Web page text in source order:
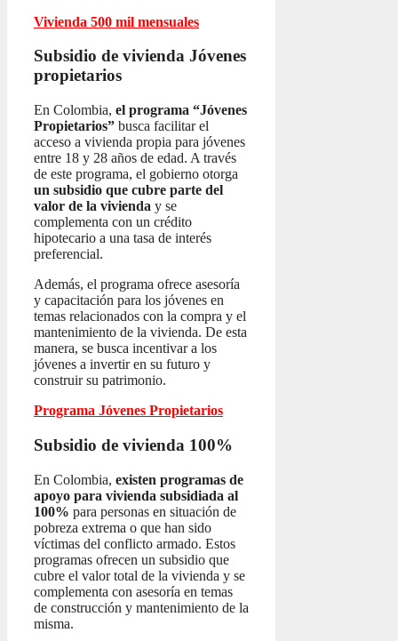
Vivienda 500 mil mensuales
Subsidio de vivienda Jóvenes
propietarios
En Colombia, el programa “Jóvenes
Propietarios” busca facilitar el
acceso a vivienda propia para jóvenes
entre 18 y 28 años de edad. A través
de este programa, el gobierno otorga
un subsidio que cubre parte del
valor de la vivienda y se
complementa con un crédito
hipotecario a una tasa de interés
preferencial.
Además, el programa ofrece asesoría
y capacitación para los jóvenes en
temas relacionados con la compra y el
mantenimiento de la vivienda. De esta
manera, se busca incentivar a los
jóvenes a invertir en su futuro y
construir su patrimonio.
Programa Jóvenes Propietarios
Subsidio de vivienda 100%
En Colombia, existen programas de
apoyo para vivienda subsidiada al
100% para personas en situación de
pobreza extrema o que han sido
víctimas del conflicto armado. Estos
programas ofrecen un subsidio que
cubre el valor total de la vivienda y se
complementa con asesoría en temas
de construcción y mantenimiento de la
misma.